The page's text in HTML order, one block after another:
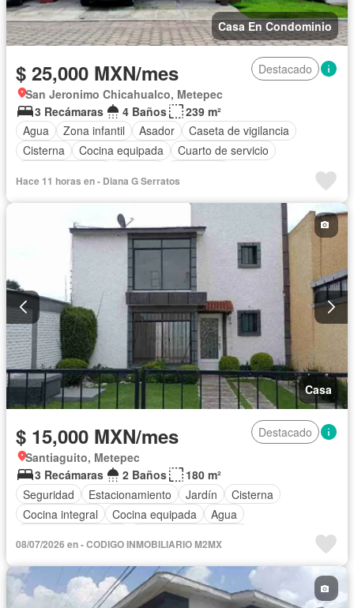
Casa En Condominio
$ 25,000 MXN/mes
Destacado
San Jeronimo Chicahualco, Metepec
3 Recámaras
4 Baños
239 m²
Agua
Zona infantil Asador
Caseta de vigilancia
Cisterna
Cocina equipada
Cuarto de servicio
Recámara con closet
Permite mascotas
Hace 11 horas en - Diana G Serratos
Casa
$ 15,000 MXN/mes
Destacado
Santiaguito, Metepec
3 Recámaras
2 Baños
180 m²
Seguridad
Estacionamiento Jardín
Cisterna
Cocina integral
Cocina equipada
Agua
Caseta de vigilancia
Permite mascotas
Sin amueblar
08/07/2026 en - CODIGO INMOBILIARIO M2MX